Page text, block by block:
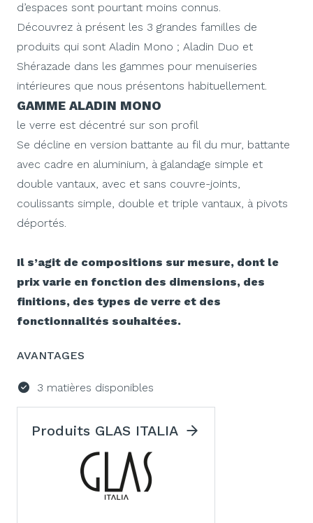
d’espaces sont pourtant moins connus.
Découvrez à présent les 3 grandes familles de
produits qui sont Aladin Mono ; Aladin Duo et
Shérazade dans les gammes pour menuiseries
intérieures que nous présentons habituellement.
GAMME ALADIN MONO
le verre est décentré sur son profil
Se décline en version battante au fil du mur, battante
avec cadre en aluminium, à galandage simple et
double vantaux, avec et sans couvre-joints,
coulissants simple, double et triple vantaux, à pivots
déportés.
Il s’agit de compositions sur mesure, dont le
prix varie en fonction des dimensions, des
finitions, des types de verre et des
fonctionnalités souhaitées.
AVANTAGES
3 matières disponibles
Produits GLAS ITALIA